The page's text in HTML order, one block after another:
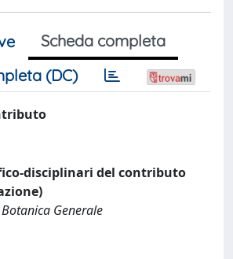
Scheda completa
(DC)
disciplinari del contributo
Generale